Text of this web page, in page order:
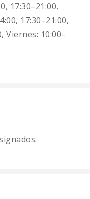
17:30–21:00,
17:30–21:00,
Viernes: 10:00–